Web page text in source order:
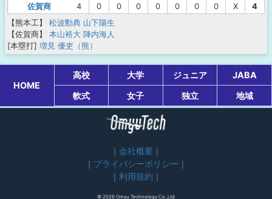
佐賀商
4 0 0 0 0 0 0 0 X
4
【熊本工】
松波勳典 山下陽生
【佐賀商】
本山裕大 陣内海人
[本塁打] 増見 優吏（熊）
HOME
高校 大学 ジュニア
JABA
軟式
女子 独立 地域
会社概要
プライバシーポリシー
利用規約
© 2026 Omyu Technology Co.,Ltd